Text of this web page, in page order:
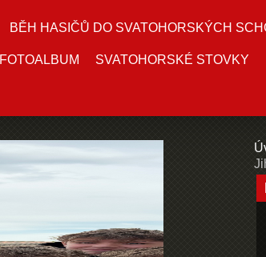
BĚH HASIČŮ DO SVATOHORSKÝCH
FOTOALBUM SVATOHORSKÉ STOVKY